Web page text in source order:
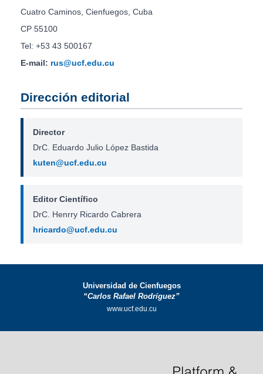
Cuatro Caminos, Cienfuegos, Cuba
CP 55100
Tel: +53 43 500167
E-mail: rus@ucf.edu.cu
Dirección editorial
Director
DrC. Eduardo Julio López Bastida
kuten@ucf.edu.cu
Editor Científico
DrC. Henrry Ricardo Cabrera
hricardo@ucf.edu.cu
Universidad de Cienfuegos
“Carlos Rafael Rodríguez”
www.ucf.edu.cu